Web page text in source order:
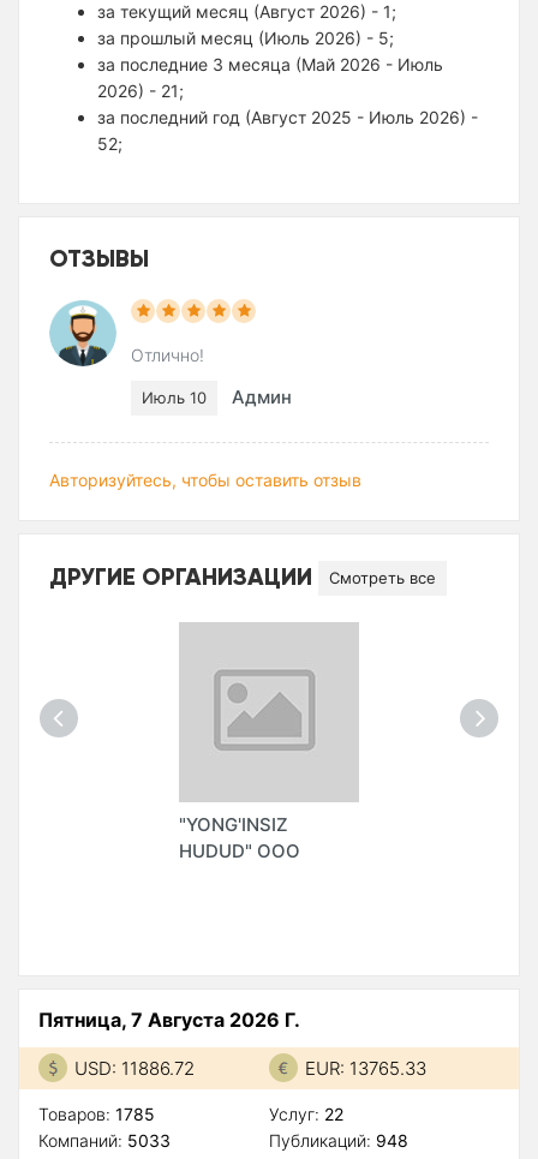
за текущий месяц (Август 2026) - 1;
за прошлый месяц (Июль 2026) - 5;
за последние 3 месяца (Май 2026 - Июль
2026) - 21;
за последний год (Август 2025 - Июль 2026) -
52;
ОТЗЫВЫ
Отлично!
Июль 10 Админ
Авторизуйтесь, чтобы оставить отзыв
ДРУГИЕ ОРГАНИЗАЦИИ Смотреть все
"YONG'INSIZ
HUDUD" ООО
Пятница, 7 Августа 2026 Г.
USD: 11886.72 EUR: 13765.33
Товаров: 1785
Компаний: 5033
Услуг: 22
Публикаций: 948